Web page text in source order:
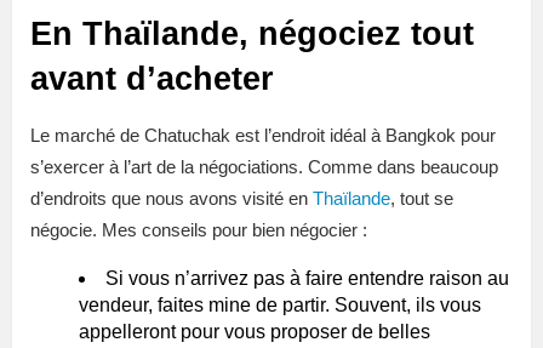
En Thaïlande, négociez tout
avant d’acheter
Le marché de Chatuchak est l’endroit idéal à Bangkok pour
s’exercer à l’art de la négociations. Comme dans beaucoup
d’endroits que nous avons visité en Thaïlande, tout se
négocie. Mes conseils pour bien négocier :
Si vous n’arrivez pas à faire entendre raison au
vendeur, faites mine de partir. Souvent, ils vous
appelleront pour vous proposer de belles